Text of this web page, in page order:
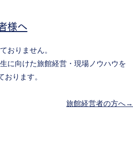
様へ
おりません。
に向けた旅館経営・現場ノウハウを
おります。
旅館経営者の方へ→